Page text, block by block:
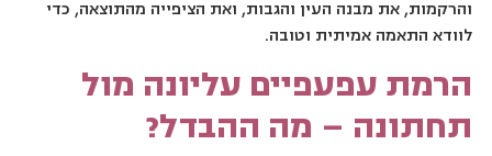
והרקמות, את מבנה העין והגבות, ואת הציפייה מהתוצאה, כדי
לוודא התאמה אמיתית וטובה.
הרמת עפעפיים עליונה מול
תחתונה – מה ההבדל?